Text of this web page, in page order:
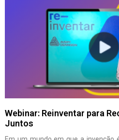
Webinar: Reinventar para
Juntos